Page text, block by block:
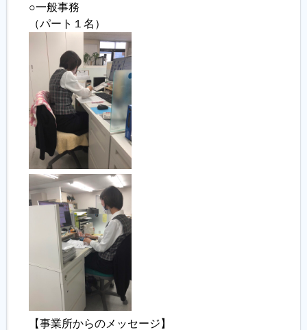
○一般事務
（パート１名）
【事業所からのメッセージ】